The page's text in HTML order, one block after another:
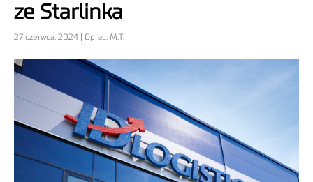
ze Starlinka
27 czerwca, 2024 | Oprac. M.T.